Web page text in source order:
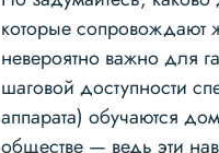
которые сопровождают
невероятно важно для
шаговой доступности
аппарата) обучаются
обществе — ведь эти